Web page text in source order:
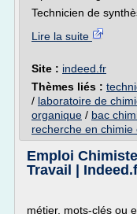
Technicien de
Lire la suite
Site : indeed.fr
Thèmes liés :
/ laboratoire de
organique / bac
recherche en
Emploi
Travail |
métier, mots-clés ou